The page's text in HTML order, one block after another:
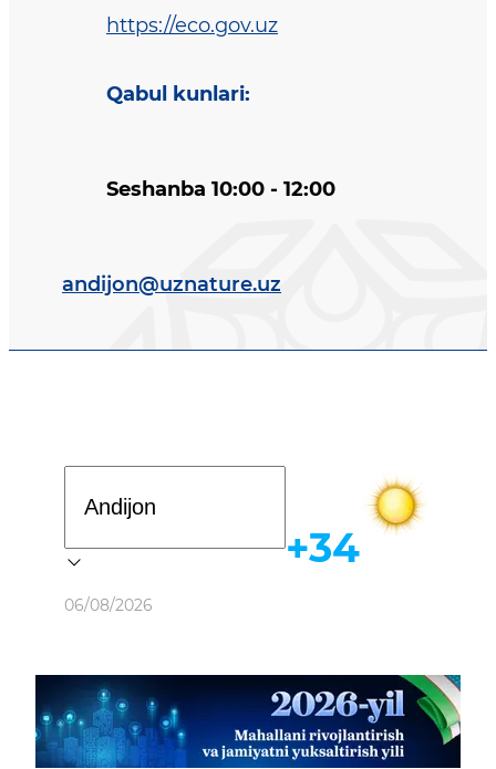
https://eco.gov.uz
Qabul kunlari:
Seshanba 10:00 - 12:00
andijon@uznature.uz
Ob-havo
06/08/2026
+34